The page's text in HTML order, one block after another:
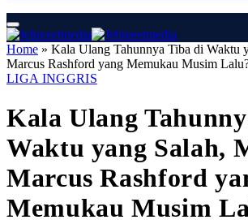
Home » Kala Ulang Tahunnya Tiba di Waktu
Marcus Rashford yang Memukau Musim
LIGA INGGRIS
Kala Ulang
Waktu yang Salah,
Marcus Rashford
Memukau Musim